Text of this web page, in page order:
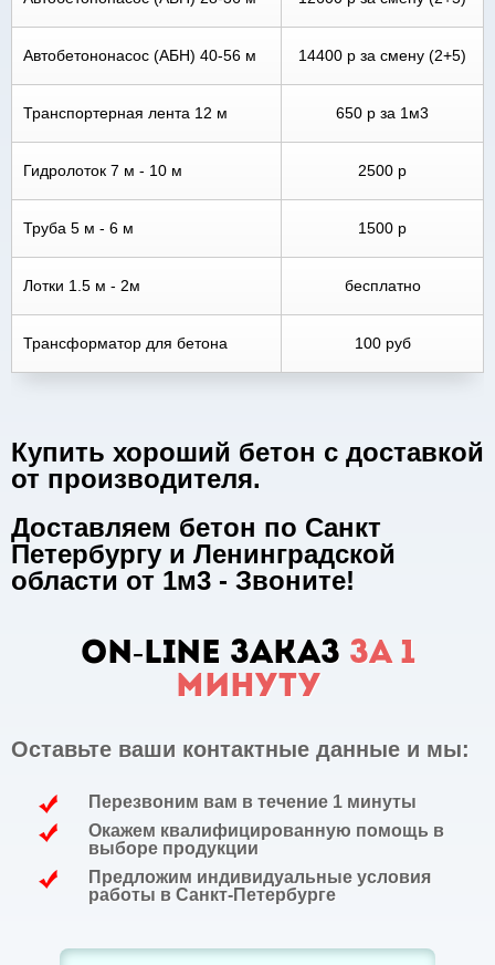
Автобетононасос (АБН) 40-56 м 14400 р за смену (2+5)
Транспортерная лента 12 м 650 р за 1м3
Гидролоток 7 м - 10 м 2500 р
Труба 5 м - 6 м 1500 р
Лотки 1.5 м - 2м бесплатно
Трансформатор для бетона 100 руб
Купить хороший бетон с доставкой
от производителя.
Доставляем бетон по Санкт
Петербургу и Ленинградской
области от 1м3 - Звоните!
ON-LINE заказ за 1
минуту
Оставьте ваши контактные данные и мы:
Перезвоним вам в течение 1 минуты
Окажем квалифицированную помощь в
выборе продукции
Предложим индивидуальные условия
работы в Санкт-Петербурге